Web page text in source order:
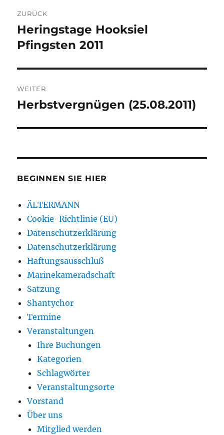
ZURÜCK
Vorheriger
Beitrag:
Heringstage Hooksiel
Pfingsten 2011
WEITER
Nächster
Herbstvergnügen (25.08.2011)
BEGINNEN SIE HIER
ÄLTERMANN
Cookie-Richtlinie (EU)
Datenschutzerklärung
Datenschutzerklärung
Haftungsausschluß
Marinekameradschaft
Satzung
Shantychor
Termine
Veranstaltungen
Ihre Buchungen
Kategorien
Schlagwörter
Veranstaltungsorte
Vorstand
Über uns
Mitglied werden